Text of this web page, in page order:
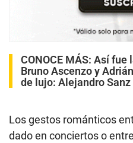
CONOCE MÁS: Así fue
Bruno Ascenzo y
de lujo: Alejandro Sanz
Los gestos románticos
dado en conciertos o